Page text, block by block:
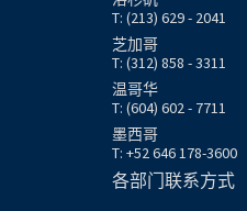
T: (213) 629 - 2041
芝加哥
T: (312) 858 - 3311
温哥华
T: (604) 602 - 7711
墨西哥
T: +52 646 178-3600
各部门联系方式